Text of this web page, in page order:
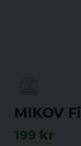
MIKOV
199 kr